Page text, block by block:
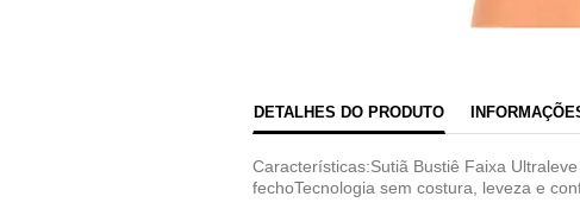
DETALHES DO PRODUTO
Características:Sutiã Bustiê Faixa
fechoTecnologia sem costura, leveza e